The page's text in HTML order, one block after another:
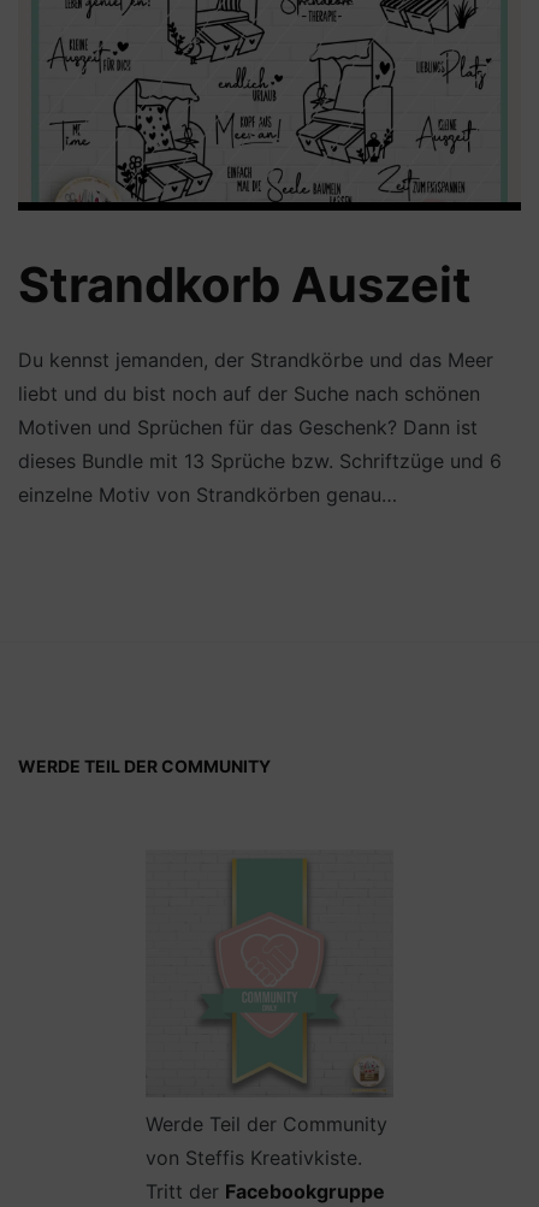
Strandkorb Auszeit
Du kennst jemanden, der Strandkörbe und das Meer
liebt und du bist noch auf der Suche nach schönen
Motiven und Sprüchen für das Geschenk? Dann ist
dieses Bundle mit 13 Sprüche bzw. Schriftzüge und 6
einzelne Motiv von Strandkörben genau…
WERDE TEIL DER COMMUNITY
Werde Teil der Community
von Steffis Kreativkiste.
Tritt der Facebookgruppe